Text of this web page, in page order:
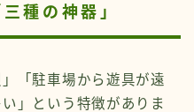
種の神器」
「駐車場から遊具が遠
」という特徴がありま